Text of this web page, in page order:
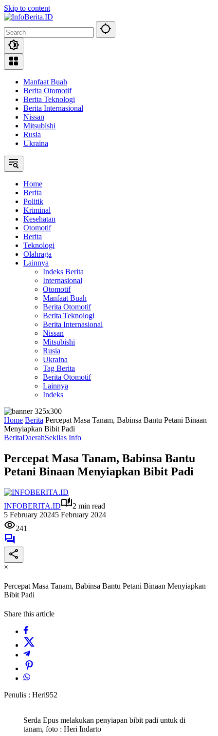
Skip to content
Manfaat Buah
Berita Otomotif
Berita Teknologi
Berita Internasional
Nissan
Mitsubishi
Rusia
Ukraina
Home
Berita
Politik
Kriminal
Kesehatan
Otomotif
Berita
Teknologi
Olahraga
Lainnya
Indeks Berita
Internasional
Otomotif
Manfaat Buah
Berita Otomotif
Berita Teknologi
Berita Internasional
Nissan
Mitsubishi
Rusia
Ukraina
Tag Berita
Berita Otomotif
Lainnya
Indeks
Home Berita Percepat Masa Tanam, Babinsa Bantu Petani Binaan
Menyiapkan Bibit Padi
BeritaDaerahSekilas Info
Percepat Masa Tanam, Babinsa Bantu
Petani Binaan Menyiapkan Bibit Padi
INFOBERITA.ID
2 min read
5 February 20245 February 2024
241
×
Percepat Masa Tanam, Babinsa Bantu Petani Binaan Menyiapkan
Bibit Padi
Share this article
Penulis : Heri952
Serda Epus melakukan penyiapan bibit padi untuk di
tanam, foto : Heri Indarto